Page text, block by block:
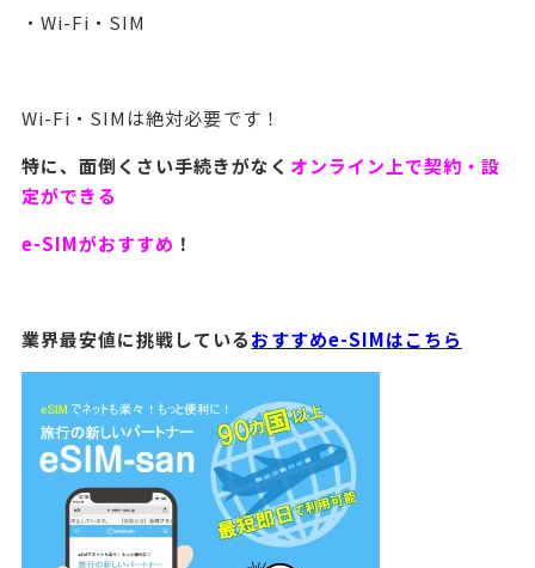
・Wi-Fi・SIM
Wi-Fi・SIMは絶対必要です！
特に、面倒くさい手続きがなく オンライン上で契約・設
定ができる
e-SIMがおすすめ ！
業界最安値に挑戦しているおすすめe-SIMはこちら